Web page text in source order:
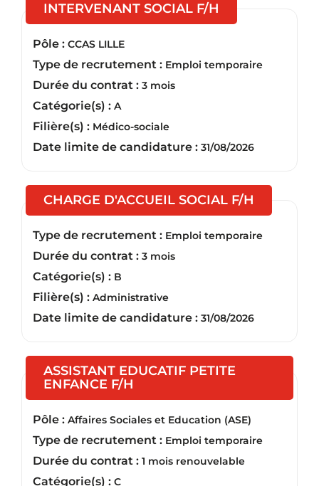
INTERVENANT SOCIAL F/H
Pôle : CCAS LILLE
Type de recrutement : Emploi temporaire
Durée du contrat : 3 mois
Catégorie(s) : A
Filière(s) : Médico-sociale
Date limite de candidature : 31/08/2026
CHARGE D'ACCUEIL SOCIAL F/H
Type de recrutement : Emploi temporaire
Durée du contrat : 3 mois
Catégorie(s) : B
Filière(s) : Administrative
Date limite de candidature : 31/08/2026
ASSISTANT EDUCATIF PETITE
ENFANCE F/H
Pôle : Affaires Sociales et Education (ASE)
Type de recrutement : Emploi temporaire
Durée du contrat : 1 mois renouvelable
Catégorie(s) : C